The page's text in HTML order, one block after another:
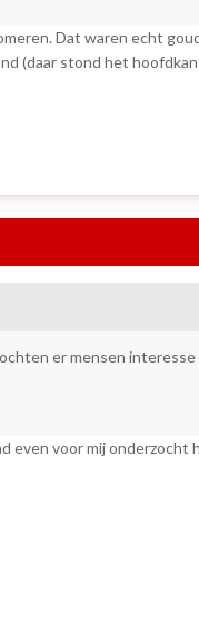
Dat waren echt
(daar stond het
er mensen
even voor mij onderzocht